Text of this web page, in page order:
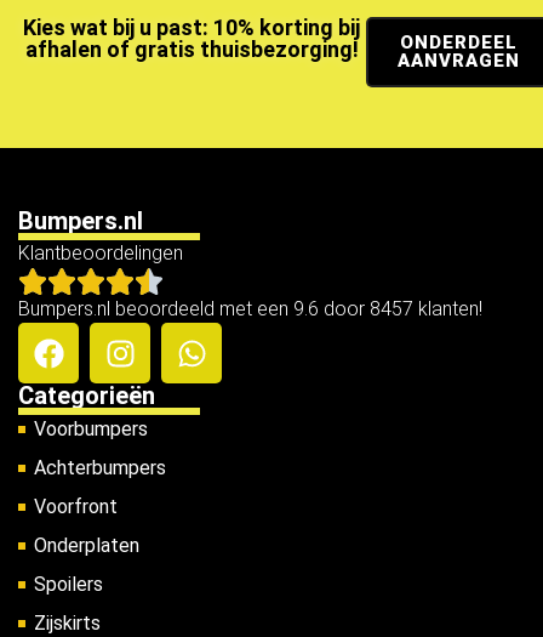
Kies wat bij u past: 10% korting bij
afhalen of gratis thuisbezorging!
ONDERDEEL
AANVRAGEN
Bumpers.nl
Klantbeoordelingen
Bumpers.nl beoordeeld met een 9.6 door 8457 klanten!
Categorieën
Voorbumpers
Achterbumpers
Voorfront
Onderplaten
Spoilers
Zijskirts